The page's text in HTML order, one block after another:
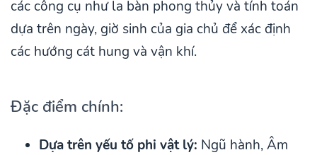
các công cụ như la bàn phong thủy và tính toán
dựa trên ngày, giờ sinh của gia chủ để xác định
các hướng cát hung và vận khí.
Đặc điểm chính:
Dựa trên yếu tố phi vật lý: Ngũ hành, Âm